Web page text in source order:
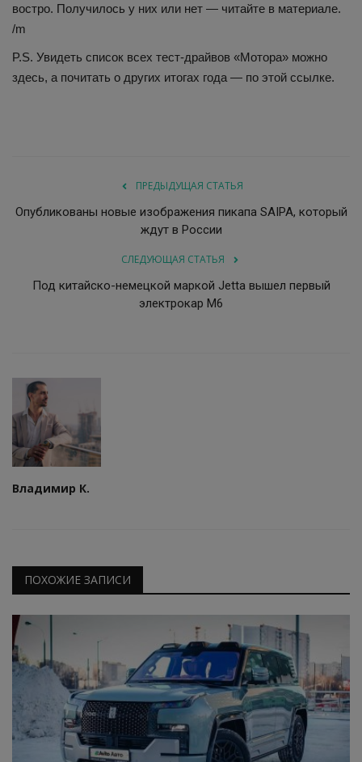
востро. Получилось у них или нет — читайте в материале.
/m
P.S. Увидеть список всех тест-драйвов «Мотора» можно
здесь, а почитать о других итогах года — по этой ссылке.
ПРЕДЫДУЩАЯ СТАТЬЯ
Опубликованы новые изображения пикапа SAIPA, который
ждут в России
СЛЕДУЮЩАЯ СТАТЬЯ
Под китайско-немецкой маркой Jetta вышел первый
электрокар M6
Владимир К.
ПОХОЖИЕ ЗАПИСИ